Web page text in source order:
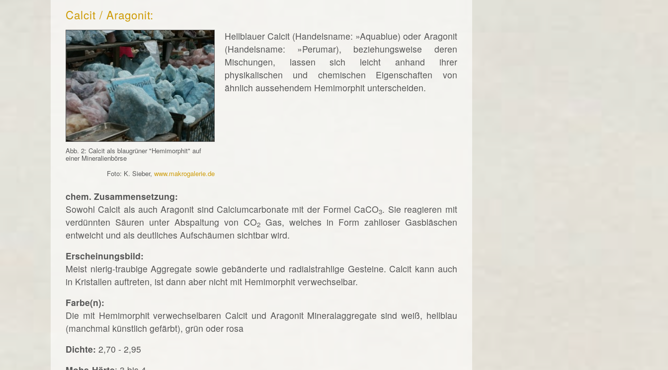
Calcit / Aragonit:
Abb. 2: Calcit als blaugrüner "Hemimorphit" auf
einer Mineralienbörse
Foto: K. Sieber, www.makrogalerie.de
Hellblauer Calcit (Handelsname: »Aquablue) oder Aragonit
(Handelsname: »Perumar), beziehungsweise deren
Mischungen, lassen sich leicht anhand ihrer
physikalischen und chemischen Eigenschaften von
ähnlich aussehendem Hemimorphit unterscheiden.
chem. Zusammensetzung:
Sowohl Calcit als auch Aragonit sind Calciumcarbonate mit der Formel CaCO3. Sie reagieren mit
verdünnten Säuren unter Abspaltung von CO2Gas, welches in Form zahlloser Gasbläschen
entweicht und als deutliches Aufschäumen sichtbar wird.
Erscheinungsbild:
Meist nierig-traubige Aggregate sowie gebänderte und radialstrahlige Gesteine. Calcit kann auch
in Kristallen auftreten, ist dann aber nicht mit Hemimorphit verwechselbar.
Farbe(n):
Die mit Hemimorphit verwechselbaren Calcit und Aragonit Mineralaggregate sind weiß, hellblau
(manchmal künstlich gefärbt), grün oder rosa
Dichte: 2,70 - 2,95